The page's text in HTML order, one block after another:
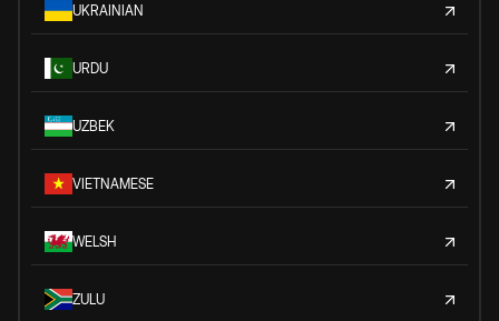
UKRAINIAN
URDU
UZBEK
VIETNAMESE
WELSH
ZULU